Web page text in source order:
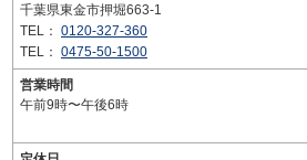
千葉県東金市押堀663-1
TEL： 0120-327-360
TEL： 0475-50-1500
営業時間
午前9時〜午後6時